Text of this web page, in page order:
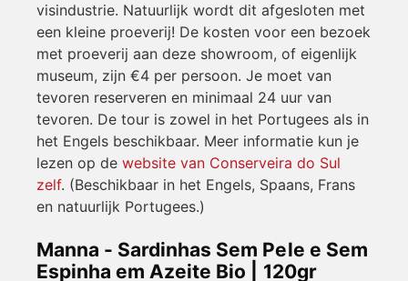
visindustrie. Natuurlijk wordt dit afgesloten met
een kleine proeverij! De kosten voor een bezoek
met proeverij aan deze showroom, of eigenlijk
museum, zijn €4 per persoon. Je moet van
tevoren reserveren en minimaal 24 uur van
tevoren. De tour is zowel in het Portugees als in
het Engels beschikbaar. Meer informatie kun je
lezen op de website van Conserveira do Sul
zelf. (Beschikbaar in het Engels, Spaans, Frans
en natuurlijk Portugees.)
Manna - Sardinhas Sem Pele e Sem
Espinha em Azeite Bio | 120gr